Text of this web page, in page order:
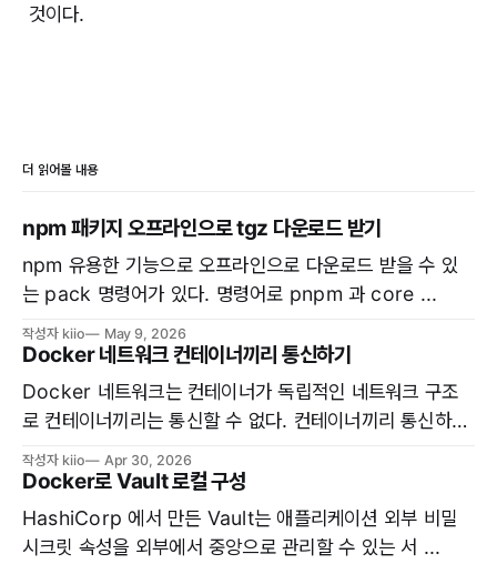
것이다.
더 읽어볼 내용
npm 패키지 오프라인으로 tgz 다운로드 받기
npm 유용한 기능으로 오프라인으로 다운로드 받을 수 있
는 pack 명령어가 있다. 명령어로 pnpm 과 core ...
작성자 kiio May 9, 2026
Docker 네트워크 컨테이너끼리 통신하기
Docker 네트워크는 컨테이너가 독립적인 네트워크 구조
로 컨테이너끼리는 통신할 수 없다. 컨테이너끼리 통신하려
면 ...
작성자 kiio Apr 30, 2026
Docker로 Vault 로컬 구성
HashiCorp 에서 만든 Vault는 애플리케이션 외부 비밀
시크릿 속성을 외부에서 중앙으로 관리할 수 있는 서 ...